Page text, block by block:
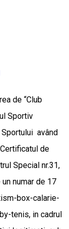
de “Club
Sportiv
având
de
Special nr.31,
numar de 17
box-calarie-
tenis, in cadrul